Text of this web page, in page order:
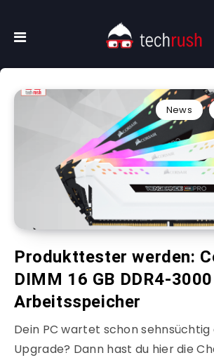
News
Produkttester werden:
DIMM 16 GB DDR4-3000
Arbeitsspeicher
Dein PC wartet schon sehnsüchtig
Upgrade? Dann hast du hier die